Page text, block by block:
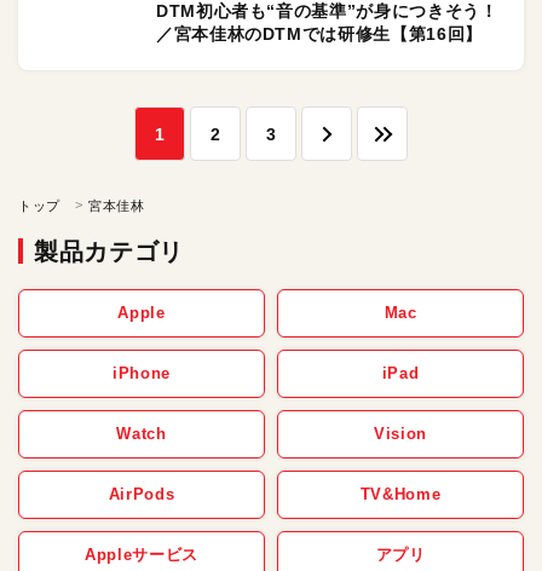
DTM初心者も“音の基準”が身につきそう！
／宮本佳林のDTMでは研修生【第16回】
1 2 3
トップ 宮本佳林
製品カテゴリ
Apple Mac
iPhone iPad
Watch Vision
AirPods TV&Home
Appleサービス アプリ